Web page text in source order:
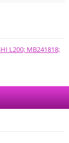
L200; MB241818;